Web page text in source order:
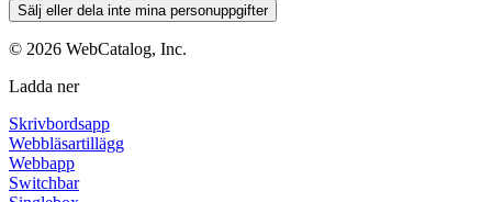
Sälj eller dela inte mina personuppgifter
© 2026 WebCatalog, Inc.
Ladda ner
Skrivbordsapp
Webbläsartillägg
Webbapp
Switchbar